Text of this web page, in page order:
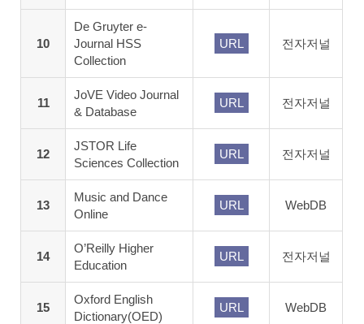
10
De Gruyter e-
Journal HSS
Collection
URL 전자저널
11
JoVE Video Journal
& Database
URL 전자저널
12
JSTOR Life
Sciences Collection
URL 전자저널
13
Music and Dance
Online
URL WebDB
14
O’Reilly Higher
Education
URL 전자저널
15
Oxford English
Dictionary(OED)
URL WebDB